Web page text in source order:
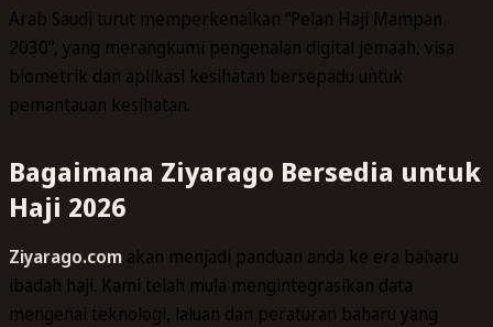
Arab Saudi turut memperkenalkan “Pelan Haji Mampan
2030”, yang merangkumi pengenalan digital jemaah, visa
biometrik dan aplikasi kesihatan bersepadu untuk
pemantauan kesihatan.
Bagaimana Ziyarago Bersedia untuk
Haji 2026
Ziyarago.com akan menjadi panduan anda ke era baharu
ibadah haji. Kami telah mula mengintegrasikan data
mengenai teknologi, laluan dan peraturan baharu yang